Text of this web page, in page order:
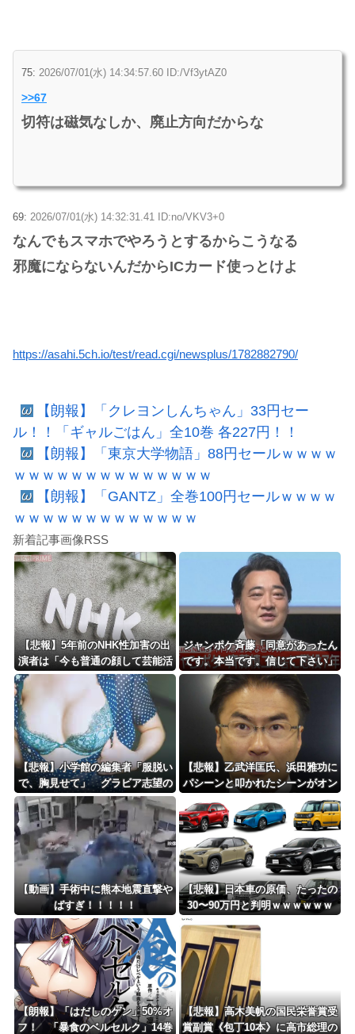
75: 2026/07/01(水) 14:34:57.60 ID:/Vf3ytAZ0
>>67
切符は磁気なしか、廃止方向だからな
69: 2026/07/01(水) 14:32:31.41 ID:no/VKV3+0
なんでもスマホでやろうとするからこうなる
邪魔にならないんだからICカード使っとけよ
https://asahi.5ch.io/test/read.cgi/newsplus/1782882790/
【朗報】「クレヨンしんちゃん」33円セー
ル！！「ギャルごはん」全10巻 各227円！！
【朗報】「東京大学物語」88円セールｗｗｗｗ
ｗｗｗｗｗｗｗｗｗｗｗｗｗｗ
【朗報】「GANTZ」全巻100円セールｗｗｗｗ
ｗｗｗｗｗｗｗｗｗｗｗｗｗ
新着記事画像RSS
【悲報】5年前のNHK性加害の出
演者は「今も普通の顔して芸能活
動してる」ネット「受信料を取る
くらいなら詳細を伝えよ」
ジャンポケ斉藤「同意があったん
です。本当です。信じて下さい」
←何でこの主張が通らないの？
【悲報】小学館の編集者「服脱い
で、胸見せて」 グラビア志望の
女性に迫った過激要求
【悲報】乙武洋匡氏、浜田雅功に
パシーンと叩かれたシーンがオン
エアされず「障害者相手だと放送
されなくなる。俺、逆差別だと思
って」
【動画】手術中に熊本地震直撃や
ばすぎ！！！！！
【悲報】日本車の原価、たったの
30〜90万円と判明ｗｗｗｗｗｗ
【朗報】「はだしのゲン」50%オ
フ！ 「暴食のベルセルク」14巻
【悲報】高木美帆の国民栄誉賞受
賞副賞《包丁10本》に高市総理の